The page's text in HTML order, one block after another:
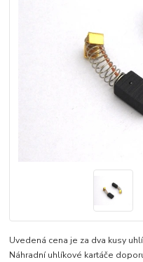
Uvedená cena je za dva kusy
Náhradní uhlíkové kartáče